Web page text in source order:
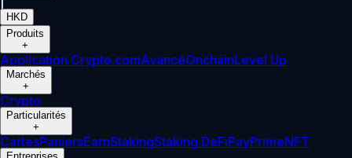
HKD
Produits
+
Application Crypto.comAvancéOnchainLevel Up
Marchés
+
Crypto
Particularités
+
CartesPaniersEarnStakingStaking DeFiPayPrimeNFT